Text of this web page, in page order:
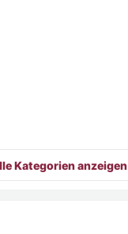
Kategorien anzeigen